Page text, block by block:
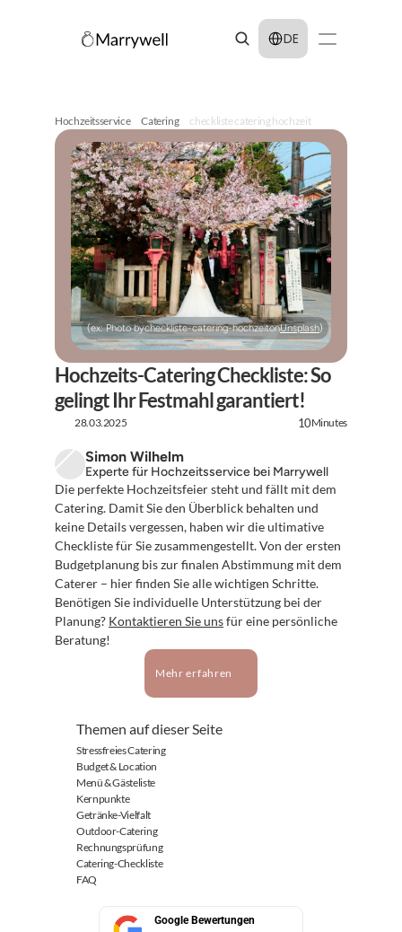
Select Language
DE
Hochzeitsservice Catering checkliste catering hochzeit
(ex: Photo bycheckliste-catering-hochzeitonUnsplash)
Hochzeits-Catering Checkliste: So
gelingt Ihr Festmahl garantiert!
28.03.2025 10Minutes
Simon Wilhelm
Experte für Hochzeitsservice bei Marrywell
Die perfekte Hochzeitsfeier steht und fällt mit dem
Catering. Damit Sie den Überblick behalten und
keine Details vergessen, haben wir die ultimative
Checkliste für Sie zusammengestellt. Von der ersten
Budgetplanung bis zur finalen Abstimmung mit dem
Caterer – hier finden Sie alle wichtigen Schritte.
Benötigen Sie individuelle Unterstützung bei der
Planung? Kontaktieren Sie uns für eine persönliche
Beratung!
Mehr erfahren
Themen auf dieser Seite
Stressfreies Catering
Budget & Location
Menü & Gästeliste
Kernpunkte
Getränke-Vielfalt
Outdoor-Catering
Rechnungsprüfung
Catering-Checkliste
FAQ
Google Bewertungen